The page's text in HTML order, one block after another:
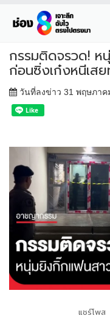
กรรมติดจรวด!
ก่อนซิ่งเก๋งหนีเส
วันที่ลงข่าว 31 พฤษภาค
แชร์โพส